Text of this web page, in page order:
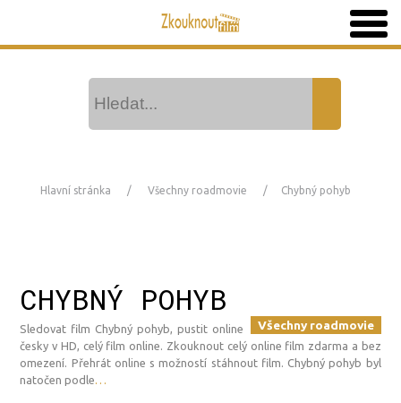
Hlavní stránka Všechny roadmovie Chybný pohyb
CHYBNÝ POHYB
Všechny roadmovie
Sledovat film Chybný pohyb, pustit online
česky v HD, celý film online. Zkouknout celý online film zdarma a bez
omezení. Přehrát online s možností stáhnout film. Chybný pohyb byl
natočen podle